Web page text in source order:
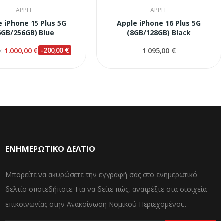
APPLE
iPhone 15 Plus 5G
256GB) Blue
1.000,00 € -200,00 €
APPLE
Apple iPhone 16 Plus 5G
(8GB/128GB) Black
1.095,00 €
ΕΝΗΜΕΡΩΤΙΚΌ ΔΕΛΤΊΟ
Μπορείτε να ακυρώσετε την εγγραφή σας στο ενημερωτικό
δελτίο οποτεδήποτε. Για να δείτε πώς, ανατρέξτε στα στοιχεία
επικοινωνίας στην Ανακοίνωση Νομικού Περιεχομένου.